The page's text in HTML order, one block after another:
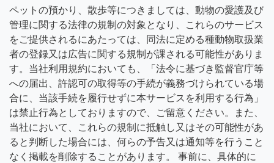
ペットの預かり、散歩等につきましては、動物の愛護及び
管理に関する法律の規制の対象となり、これらのサービス
をご提供されるにあたっては、同法に定める種動物取扱業
者の登録又は広告に関する規制が課される可能性がありま
す。当社利用規約においても、「法令に基づき監督官庁等
への届出、許認可の取得等の手続が義務づけられている場
合に、当該手続を履行せずに本サービスを利用する行為」
は禁止行為としておりますので、ご留意ください。また、
当社において、これらの規制に抵触し又はその可能性があ
ると判断した場合には、何らの予告又は通知等を行うこと
なく掲載を削除することがあります。 事前に、具体的に